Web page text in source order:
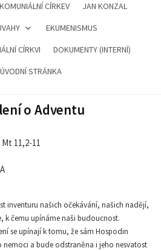
KOMUNIÁLNÍ CÍRKEV
JAN KONZAL
EKUMENISMUS
CÍRKVI
DOKUMENTY (INTERNÍ)
ÚVODNÍ STRÁNKA
o Adventu
11,2-11
inventuru našich očekávání, našich nadějí,
k čemu upínáme naši budoucnost.
se upínají k tomu, že sám Hospodin
a bude odstraněna i jeho nesvatost